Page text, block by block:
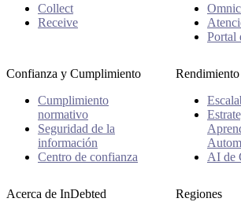
Collect
Receive
Portal
Confianza y Cumplimiento
Cumplimiento
normativo
Seguridad de la
información
Centro de confianza
Rendimiento
AI de
Acerca de InDebted
Regiones